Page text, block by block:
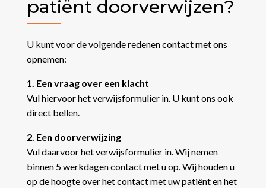
patiënt doorverwijzen?
U kunt voor de volgende redenen contact met ons
opnemen:
1. Een vraag over een klacht
Vul hiervoor het verwijsformulier in. U kunt ons ook
direct bellen.
2. Een doorverwijzing
Vul daarvoor het verwijsformulier in. Wij nemen
binnen 5 werkdagen contact met u op. Wij houden u
op de hoogte over het contact met uw patiënt en het